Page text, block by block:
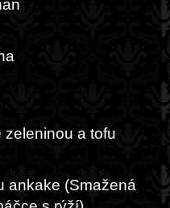
a tofu
ankake (Smažená